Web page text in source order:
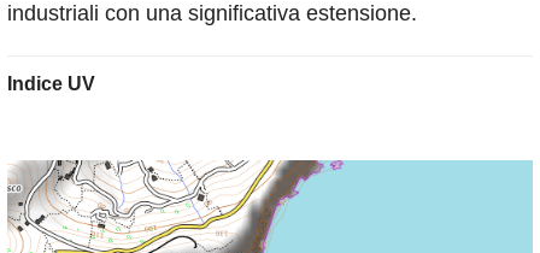
industriali con una significativa estensione.
Indice UV